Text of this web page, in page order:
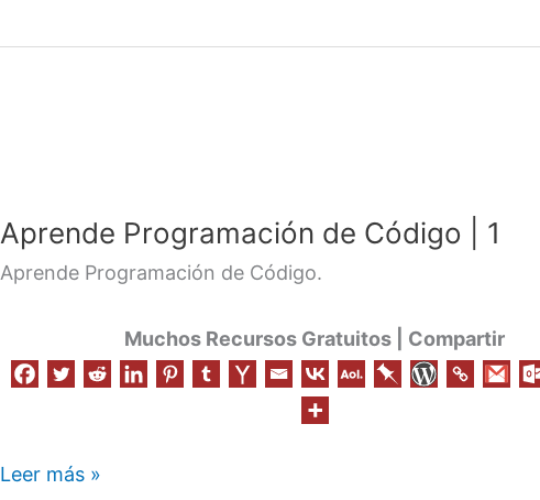
Aprende Programación de Código | 1
Aprende Programación de Código.
Muchos Recursos Gratuitos | Compartir
de
Código
Leer más »